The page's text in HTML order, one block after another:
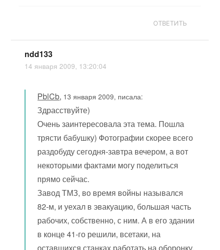
ОТВЕТИТЬ
ndd133
14 января 2009, 13:20:04
PblCb, 13 января 2009, писала:
Здрасствуйте)
Очень заинтересовала эта тема. Пошла
трясти бабушку) Фотографии скорее всего
раздобуду сегодня-завтра вечером, а вот
некоторыми фактами могу поделиться
прямо сейчас.
Завод ТМЗ, во время войны назывался
82-м, и уехал в эвакуацию, большая часть
рабочих, собственно, с ним. А в его здании
в конце 41-го решили, всетаки, на